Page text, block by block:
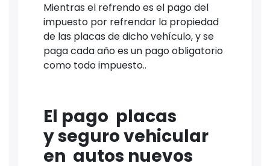
Mientras el refrendo es el pago del
impuesto por refrendar la propiedad
de las placas de dicho vehículo, y se
paga cada año es un pago obligatorio
como todo impuesto..
El pago placas
yseguro vehicular
en autos nuevos